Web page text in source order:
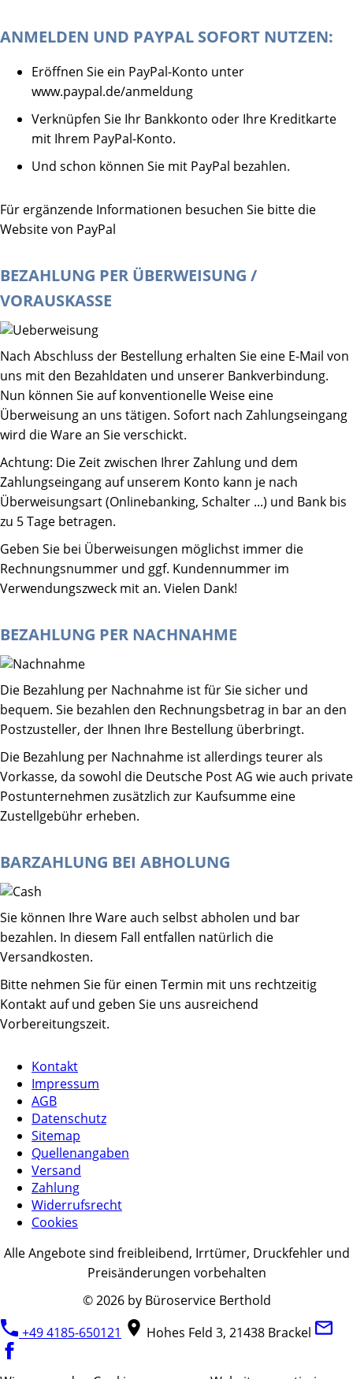
ANMELDEN UND PAYPAL SOFORT NUTZEN:
Eröffnen Sie ein PayPal-Konto unter
www.paypal.de/anmeldung
Verknüpfen Sie Ihr Bankkonto oder Ihre Kreditkarte
mit Ihrem PayPal-Konto.
Und schon können Sie mit PayPal bezahlen.
Für ergänzende Informationen besuchen Sie bitte die
Website von PayPal
BEZAHLUNG PER ÜBERWEISUNG /
VORAUSKASSE
Nach Abschluss der Bestellung erhalten Sie eine E-Mail von
uns mit den Bezahldaten und unserer Bankverbindung.
Nun können Sie auf konventionelle Weise eine
Überweisung an uns tätigen. Sofort nach Zahlungseingang
wird die Ware an Sie verschickt.
Achtung: Die Zeit zwischen Ihrer Zahlung und dem
Zahlungseingang auf unserem Konto kann je nach
Überweisungsart (Onlinebanking, Schalter ...) und Bank bis
zu 5 Tage betragen.
Geben Sie bei Überweisungen möglichst immer die
Rechnungsnummer und ggf. Kundennummer im
Verwendungszweck mit an. Vielen Dank!
BEZAHLUNG PER NACHNAHME
Die Bezahlung per Nachnahme ist für Sie sicher und
bequem. Sie bezahlen den Rechnungsbetrag in bar an den
Postzusteller, der Ihnen Ihre Bestellung überbringt.
Die Bezahlung per Nachnahme ist allerdings teurer als
Vorkasse, da sowohl die Deutsche Post AG wie auch private
Postunternehmen zusätzlich zur Kaufsumme eine
Zustellgebühr erheben.
BARZAHLUNG BEI ABHOLUNG
Sie können Ihre Ware auch selbst abholen und bar
bezahlen. In diesem Fall entfallen natürlich die
Versandkosten.
Bitte nehmen Sie für einen Termin mit uns rechtzeitig
Kontakt auf und geben Sie uns ausreichend
Vorbereitungszeit.
Kontakt
Impressum
AGB
Datenschutz
Sitemap
Quellenangaben
Versand
Zahlung
Widerrufsrecht
Cookies
Alle Angebote sind freibleibend, Irrtümer, Druckfehler und
Preisänderungen vorbehalten
© 2026 by Büroservice Berthold
+49 4185-650121
Hohes Feld 3, 21438 Brackel